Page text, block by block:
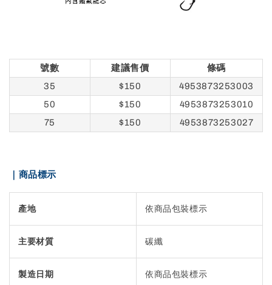
號數 建議售價
條碼
35
$150
4953873253003
50
$150
4953873253010
75
$150 4953873253027
｜商品標示
產地 依商品包裝標示
主要材質 碳纖
製造日期 依商品包裝標示